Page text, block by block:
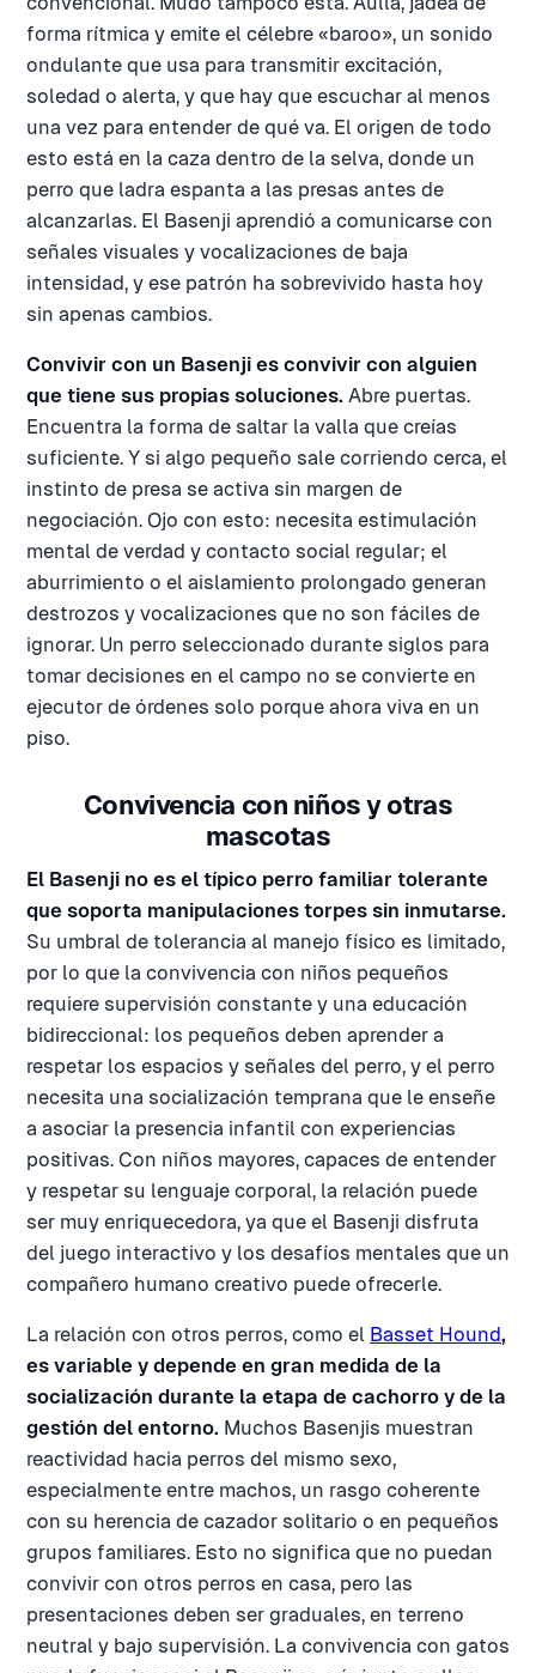
forma rítmica y emite el célebre «baroo», un sonido
ondulante que usa para transmitir excitación,
soledad o alerta, y que hay que escuchar al menos
una vez para entender de qué va. El origen de todo
esto está en la caza dentro de la selva, donde un
perro que ladra espanta a las presas antes de
alcanzarlas. El Basenji aprendió a comunicarse con
señales visuales y vocalizaciones de baja
intensidad, y ese patrón ha sobrevivido hasta hoy
sin apenas cambios.
Convivir con un Basenji es convivir con alguien
que tiene sus propias soluciones. Abre puertas.
Encuentra la forma de saltar la valla que creías
suficiente. Y si algo pequeño sale corriendo cerca, el
instinto de presa se activa sin margen de
negociación. Ojo con esto: necesita estimulación
mental de verdad y contacto social regular; el
aburrimiento o el aislamiento prolongado generan
destrozos y vocalizaciones que no son fáciles de
ignorar. Un perro seleccionado durante siglos para
tomar decisiones en el campo no se convierte en
ejecutor de órdenes solo porque ahora viva en un
piso.
Convivencia con niños y otras
mascotas
El Basenji no es el típico perro familiar tolerante
que soporta manipulaciones torpes sin inmutarse.
Su umbral de tolerancia al manejo físico es limitado,
por lo que la convivencia con niños pequeños
requiere supervisión constante y una educación
bidireccional: los pequeños deben aprender a
respetar los espacios y señales del perro, y el perro
necesita una socialización temprana que le enseñe
a asociar la presencia infantil con experiencias
positivas. Con niños mayores, capaces de entender
y respetar su lenguaje corporal, la relación puede
ser muy enriquecedora, ya que el Basenji disfruta
del juego interactivo y los desafíos mentales que un
compañero humano creativo puede ofrecerle.
La relación con otros perros, como el Basset Hound,
es variable y depende en gran medida de la
socialización durante la etapa de cachorro y de la
gestión del entorno. Muchos Basenjis muestran
reactividad hacia perros del mismo sexo,
especialmente entre machos, un rasgo coherente
con su herencia de cazador solitario o en pequeños
grupos familiares. Esto no significa que no puedan
convivir con otros perros en casa, pero las
presentaciones deben ser graduales, en terreno
neutral y bajo supervisión. La convivencia con gatos